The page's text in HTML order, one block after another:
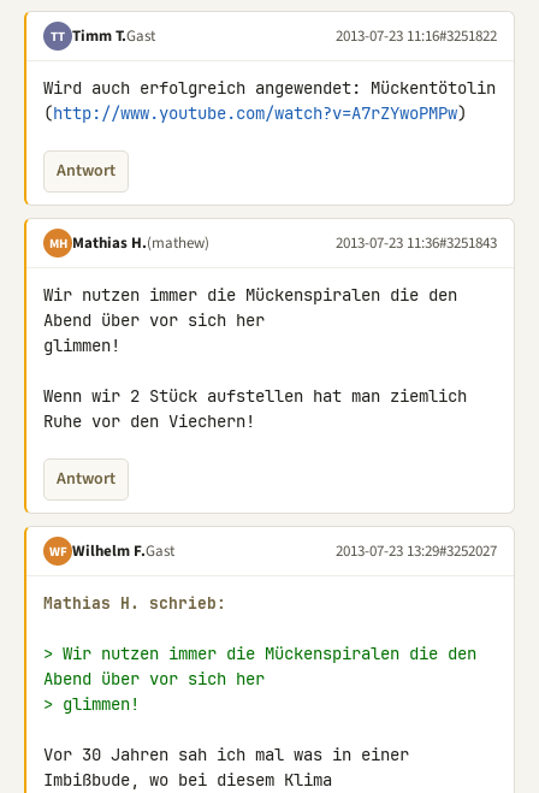
TT Timm T.Gast 2013-07-23 11:16#3251822
Wird auch erfolgreich angewendet: Mückentötolin
(http://www.youtube.com/watch?v=A7rZYwoPMPw)
Antwort
MH Mathias H.(mathew) 2013-07-23 11:36#3251843
Wir nutzen immer die Mückenspiralen die den
Abend über vor sich her
glimmen!
Wenn wir 2 Stück aufstellen hat man ziemlich
Ruhe vor den Viechern!
Antwort
WF Wilhelm F.Gast 2013-07-23 13:29#3252027
Mathias H. schrieb:
> Wir nutzen immer die Mückenspiralen die den
Abend über vor sich her
> glimmen!
Vor 30 Jahren sah ich mal was in einer
Imbißbude, wo bei diesem Klima